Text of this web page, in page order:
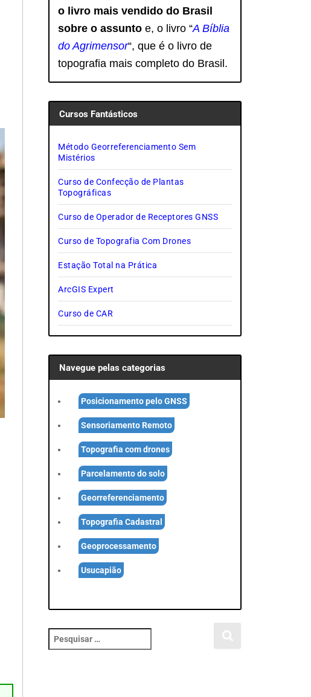
o livro mais vendido do Brasil
sobre o assuntoe, o livro “A Bíblia
do Agrimensor“, que é o livro de
topografia mais completo do Brasil.
Cursos Fantásticos
Método Georreferenciamento Sem
Mistérios
Curso de Confecção de Plantas
Topográficas
Curso de Operador de Receptores GNSS
Curso de Topografia Com Drones
Estação Total na Prática
ArcGIS Expert
Curso de CAR
Navegue pelas categorias
Posicionamento pelo GNSS
Sensoriamento Remoto
Topografia com drones
Parcelamento do solo
Georreferenciamento
Topografia Cadastral
Geoprocessamento
Usucapião
e